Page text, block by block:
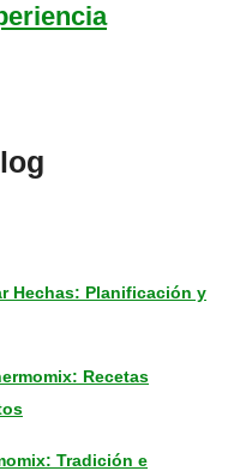
Hechas: Planificación y
Recetas
Tradición e